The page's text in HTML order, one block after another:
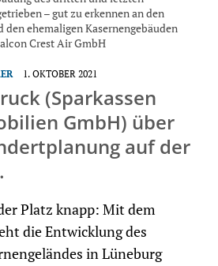
– gut zu erkennen an den
ehemaligen Kasernengebäuden
Crest Air GmbH
1. OKTOBER 2021
(Sparkassen
GmbH) über
auf der
Platz knapp: Mit dem
die Entwicklung des
in Lüneburg